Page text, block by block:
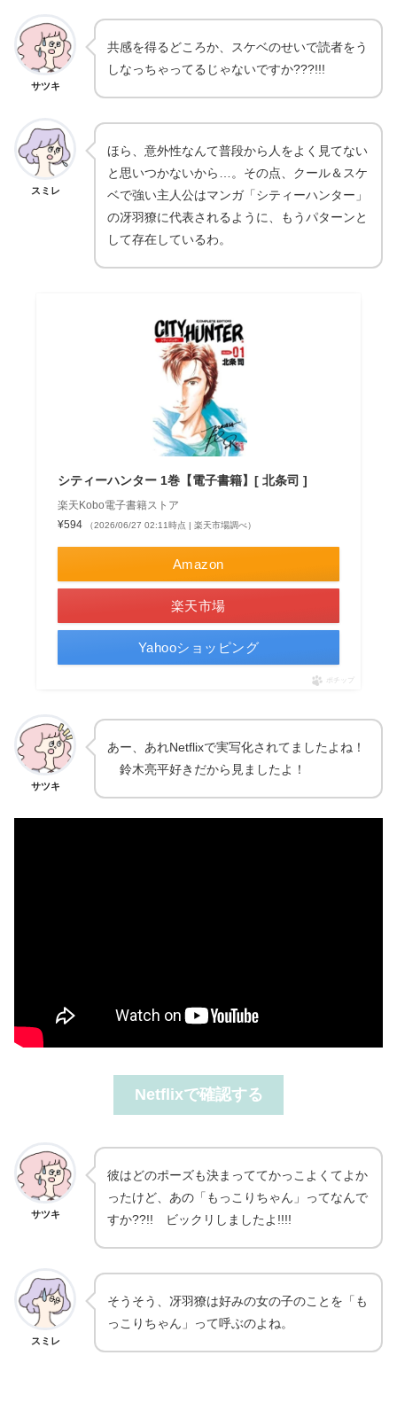
サツキ
共感を得るどころか、スケベのせいで読者をう
しなっちゃってるじゃないですか???!!!
スミレ
ほら、意外性なんて普段から人をよく見てない
と思いつかないから…。その点、クール＆スケ
ベで強い主人公はマンガ「シティーハンター」
の冴羽獠に代表されるように、もうパターンと
して存在しているわ。
シティーハンター 1巻【電子書籍】[ 北条司 ]
楽天Kobo電子書籍ストア
¥594
（2026/06/27 02:11時点 | 楽天市場調べ）
Amazon
楽天市場
Yahooショッピング
ポチップ
サツキ
あー、あれNetflixで実写化されてましたよね！
鈴木亮平好きだから見ましたよ！
Netflixで確認する
サツキ
彼はどのポーズも決まっててかっこよくてよか
ったけど、あの「もっこりちゃん」ってなんで
すか??!! ビックリしましたよ!!!!
スミレ
そうそう、冴羽獠は好みの女の子のことを「も
っこりちゃん」って呼ぶのよね。